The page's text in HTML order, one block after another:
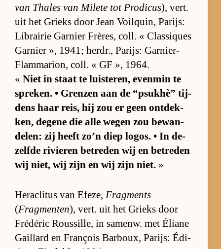
van Tha­les van Mi­lete tot Pro­di­cus), vert.
uit het Grieks door Jean Voilquin, Pa­rijs:
Li­brai­rie Gar­nier Frères, coll. « Clas­siques
Gar­nier », 1941; her­dr., Pa­rijs: Gar­nier-
Flam­ma­ri­on, coll. « GF », 1964.
« Niet in staat te luis­te­ren, even­min te
spre­ken. • Gren­zen aan de “p­suk­hè” tij­
dens haar reis, hij zou er geen ont­dek­
ken, de­gene die alle we­gen zou be­wan­
de­len: zij heeft zo’n diep lo­gos. • In de­
zelfde ri­vie­ren be­tre­den wij en be­tre­den
wij niet, wij zijn en wij zijn niet. »
He­ra­cli­tus van Efe­ze, Fragments
(Fragmenten), vert. uit het Grieks door
Fré­dé­ric Rous­sil­le, in sa­menw. met Éli­ane
Gail­lard en François Bar­boux, Pa­rijs: Édi­